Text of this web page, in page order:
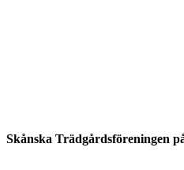
Skånska Trädgårdsföreningen